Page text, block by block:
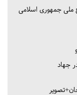
ملی جمهوری اسلامی
جهاد